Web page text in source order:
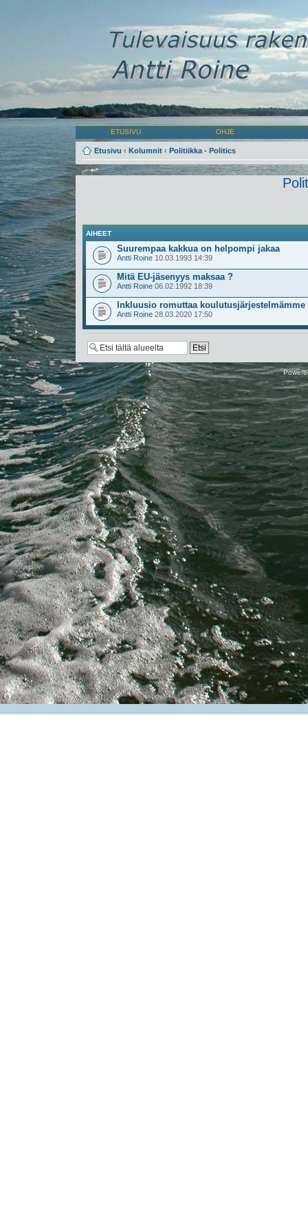
ETUSIVU OHJE
Etusivu ‹ Kolumnit ‹ Politiikka - Politics
AIHEET
Suurempaa kakkua on helpompi jakaa
Antti Roine 10.03.1993 14:39
Mitä EU-jäsenyys maksaa ?
Antti Roine 06.02.1992 18:39
Inkluusio romuttaa koulutusjärjestelmämme
Antti Roine 28.03.2020 17:50